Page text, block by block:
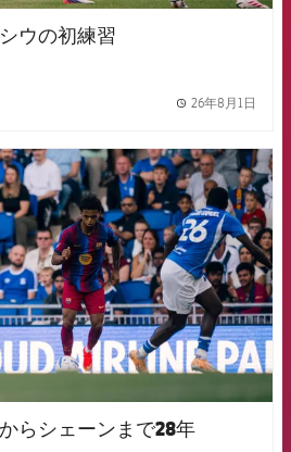
ウの初練習
26年8月1日
FCB Barcelona badge
らシェーンまで28年